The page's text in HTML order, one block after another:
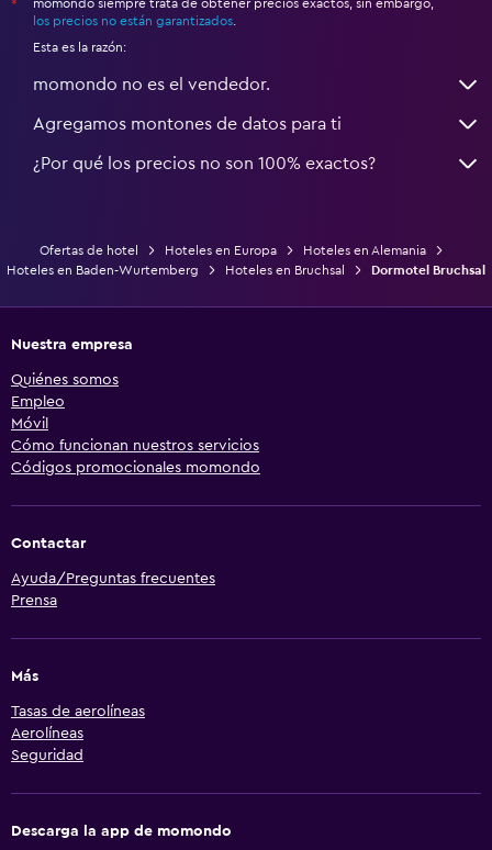
*
momondo siempre trata de obtener precios exactos, sin embargo,
los precios no están garantizados
Esta es la razón:
momondo no es el vendedor.
Agregamos montones de datos para ti
¿Por qué los precios no son 100% exactos?
Ofertas de hotel Hoteles en Europa
Hoteles en Alemania
Hoteles en Baden-Wurtemberg
Hoteles en Bruchsal Dormotel Bruchsal
Nuestra empresa
Quiénes somos
Empleo
Móvil
Cómo funcionan nuestros servicios
Códigos promocionales momondo
Contactar
Ayuda/Preguntas frecuentes
Prensa
Más
Tasas de aerolíneas
Aerolíneas
Seguridad
Descarga la app de momondo